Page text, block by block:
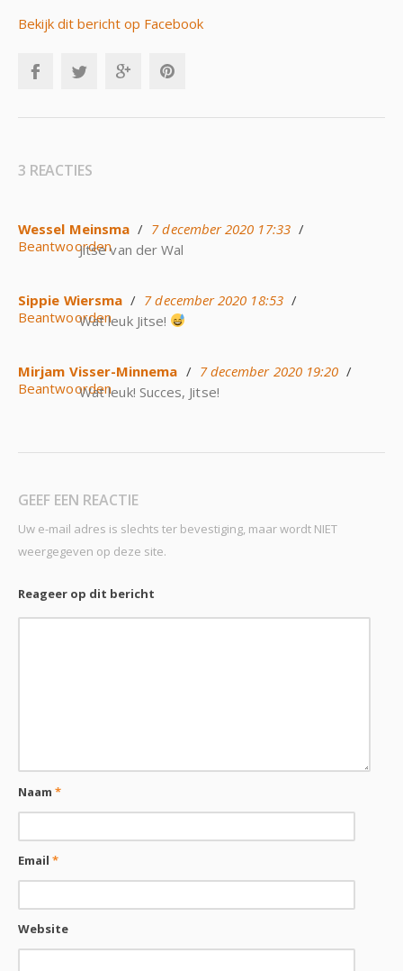
Bekijk dit bericht op Facebook
3 REACTIES
Wessel Meinsma / 7 december 2020 17:33 /
BeantwoordenJitse van der Wal
Sippie Wiersma / 7 december 2020 18:53 /
BeantwoordenWat leuk Jitse!
Mirjam Visser-Minnema / 7 december 2020 19:20 /
BeantwoordenWat leuk! Succes, Jitse!
GEEF EEN REACTIE
Uw e-mail adres is slechts ter bevestiging, maar wordt NIET
weergegeven op deze site.
Reageer op dit bericht
Naam*
Email*
Website